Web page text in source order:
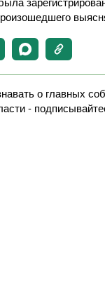
о главных
-